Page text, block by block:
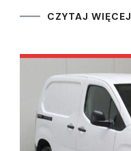
CZYTAJ WIĘCEJ